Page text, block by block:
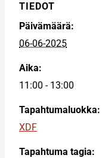
TIEDOT
Päivämäärä:
06-06-2025
Aika:
11:00 - 13:00
Tapahtumaluokka:
XDF
Tapahtuma tagia: